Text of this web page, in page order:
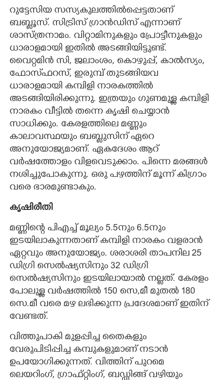
റുട്ടേസിയ സസ്യകുലത്തിൽപ്പെട്ടതാണ്
ബബ്ലൂസ്. സിട്രിസ് ഗ്രാൻഡിസ് എന്നാണ്
ശാസ്ത്രനാമം. വിറ്റാമിനുകളും പ്രോട്ടീനുകളും
ധാരാളമായി ഇതിൽ അടങ്ങിയിട്ടുണ്ട്.
വെെറ്റമിൻ സി,​ ജലാംശം,​ കൊഴുപ്പ്,​ കാൽസ്യം,​
ഫോസ്‌ഫറസ്,​ ഇരുമ്പ് തുടങ്ങിയവ
ധാരാളമായി കമ്പിളി നാരകത്തിൽ
അടങ്ങിയിരിക്കുന്നു. ഇത്രയും ഗുണമുള്ള കമ്പിളി
നാരകം വീട്ടിൽ തന്നെ കൃഷി ചെയ്യാൻ
സാധിക്കും. കേരളത്തിലെ മണ്ണും
കാലാവസ്ഥയും ബബ്ലുസിന് ഏറെ
അനുയോജ്യമാണ്. ഏകദേശം ആറ്
വർഷത്തോളം വിളവെടുക്കാം. പിന്നെ മരങ്ങൾ
നശിച്ചുപോകുന്നു. ഒരു പഴത്തിന് മൂന്ന് കിഗ്രാം
വരെ ഭാരമുണ്ടാകും.
കൃഷിരീതി
മണ്ണിന്റെ പിഎച്ച് മൂല്യം 5.5നും 6.5നും
ഇടയിലാകുന്നതാണ് കമ്പിളി നാരകം വളരാൻ
ഏറ്റവും അനുയോജ്യം. ശരാശരി താപനില 25
ഡിഗ്രി സെൽഷ്യസിനും 32 ഡിഗ്രി
സെൽഷ്യസിനും ഇടയിലായാൽ നല്ലത്. കേരളം
പോലുള്ള വർഷത്തിൽ 150 സെ,​മീ മുതൽ 180
സെ.മീ വരെ മഴ ലഭിക്കുന്ന പ്രദേശമാണ് ഇതിന്
വേണ്ടത്.
വിത്തുപാകി മുളപ്പിച്ച തെെകളും
വേരുപിടിപ്പിച്ച കമ്പുകളുമാണ് നടാൻ
ഉപയോഗിക്കുന്നത്. വിത്തിന് പുറമെ
ലെയറിംഗ്,​ ഗ്രാഫ്റ്റിംഗ്,​ ബഡ്ഡിങ്ങ് വഴിയും